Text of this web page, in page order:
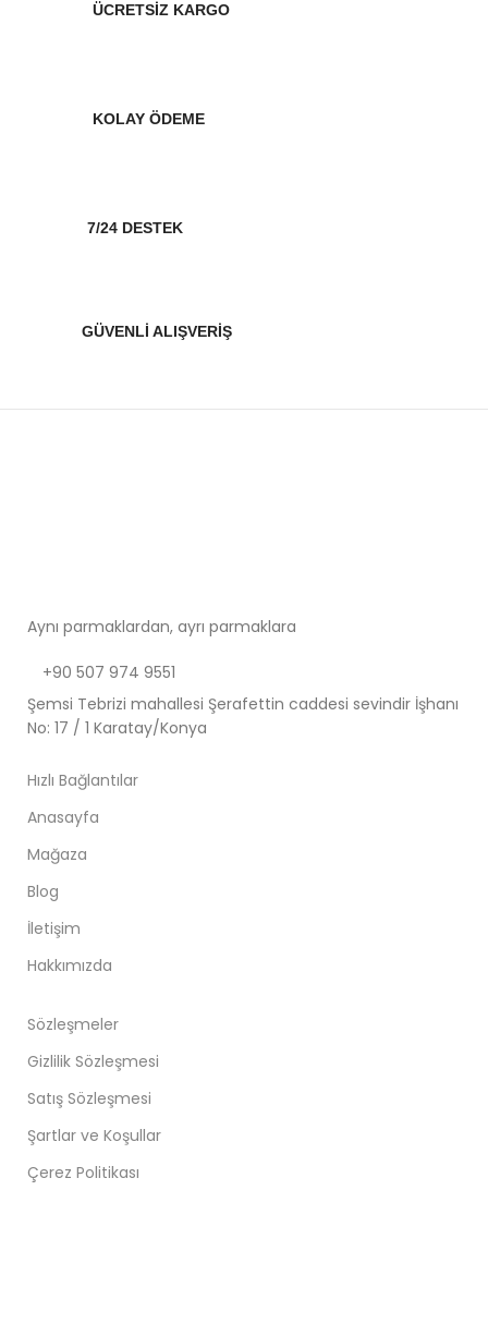
ÜCRETSİZ KARGO
KOLAY ÖDEME
7/24 DESTEK
GÜVENLİ ALIŞVERİŞ
Aynı parmaklardan, ayrı parmaklara
+90 507 974 9551
Şemsi Tebrizi mahallesi Şerafettin caddesi sevindir İşhanı
No: 17 / 1 Karatay/Konya
Hızlı Bağlantılar
Anasayfa
Mağaza
Blog
İletişim
Hakkımızda
Sözleşmeler
Gizlilik Sözleşmesi
Satış Sözleşmesi
Şartlar ve Koşullar
Çerez Politikası